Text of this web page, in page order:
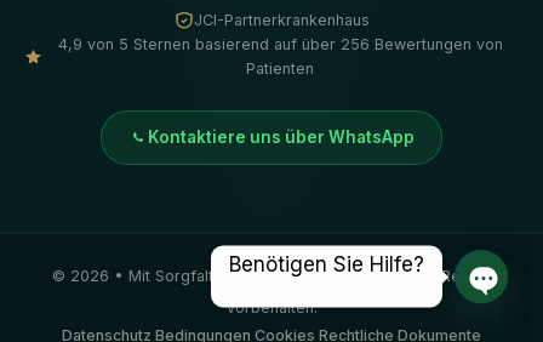
JCI-Partnerkrankenhaus
4,9 von 5 Sternen basierend auf über 256 Bewertungen von
Patienten
Kontaktiere uns über WhatsApp
© 2026 • Mit Sorgfalt hergestellt von Vivid Klinik . Alle Rechte
vorbehalten.
Datenschutz Bedingungen Cookies Rechtliche Dokumente
Benötigen Sie Hilfe?